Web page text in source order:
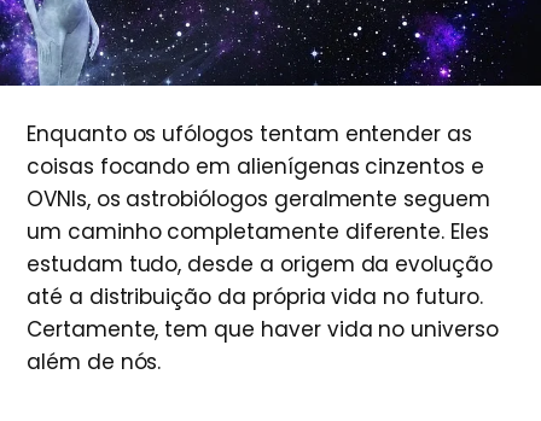
Enquanto os ufólogos tentam entender as
coisas focando em alienígenas cinzentos e
OVNIs, os astrobiólogos geralmente seguem
um caminho completamente diferente. Eles
estudam tudo, desde a origem da evolução
até a distribuição da própria vida no futuro.
Certamente, tem que haver vida no universo
além de nós.